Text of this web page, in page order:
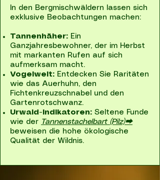
In den Bergmischwäldern lassen sich
exklusive Beobachtungen machen:
Tannenhäher: Ein
Ganzjahresbewohner, der im Herbst
mit markanten Rufen auf sich
aufmerksam macht.
Vogelwelt: Entdecken Sie Raritäten
wie das Auerhuhn, den
Fichtenkreuzschnabel und den
Gartenrotschwanz.
Urwald-Indikatoren: Seltene Funde
wie der Tannenstachelbart (Pilz)➡
beweisen die hohe ökologische
Qualität der Wildnis.